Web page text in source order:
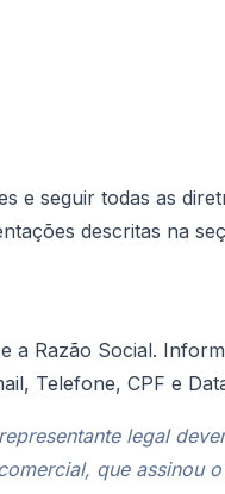
e seguir todas as
descritas na
a Razão Social.
Telefone, CPF e
legal
que assinou